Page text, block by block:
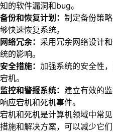
知的软件漏洞和bug。
备份和恢复计划： 制定备份策
够快速恢复系统。
网络冗余： 采用冗余网络设计
统的影响。
安全措施： 加强系统的安全性
宕机。
监控和警报系统： 建立有效的
响应宕机和死机事件。
宕机和死机是计算机领域中常
措施和解决方案，可以减少它